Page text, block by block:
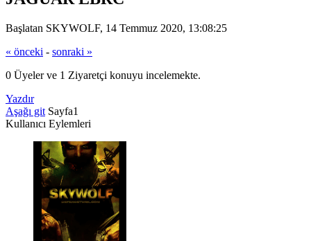
Başlatan SKYWOLF, 14 Temmuz 2020, 13:08:25
« önceki - sonraki »
0 Üyeler ve 1 Ziyaretçi konuyu incelemekte.
Yazdır
Aşağı git Sayfa1
Kullanıcı Eylemleri